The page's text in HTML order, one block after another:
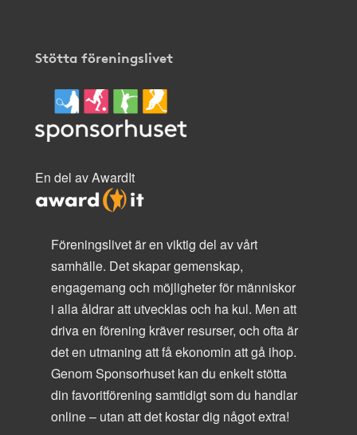
Stötta föreningslivet
En del av AwardIt
Föreningslivet är en viktig del av vårt
samhälle. Det skapar gemenskap,
engagemang och möjligheter för människor
i alla åldrar att utvecklas och ha kul. Men att
driva en förening kräver resurser, och ofta är
det en utmaning att få ekonomin att gå ihop.
Genom Sponsorhuset kan du enkelt stötta
din favoritförening samtidigt som du handlar
online – utan att det kostar dig något extra!